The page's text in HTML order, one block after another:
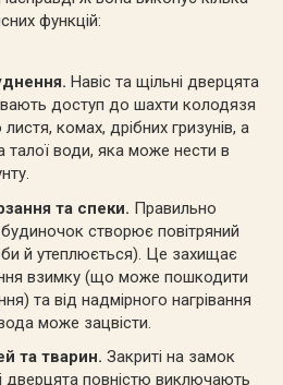
функцій:
Навіс та щільні дверцята
доступ до шахти колодязя
комах, дрібних гризунів, а
води, яка може нести в
та спеки. Правильно
створює повітряний
й утеплюється). Це захищає
взимку (що може пошкодити
та від надмірного нагрівання
може зацвісти.
та тварин. Закриті на замок
дверцята повністю виключають